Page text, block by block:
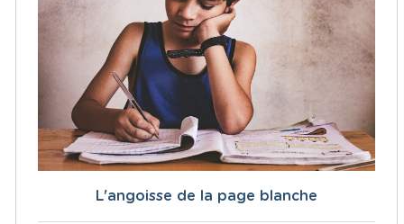
L'angoisse de la page blanche